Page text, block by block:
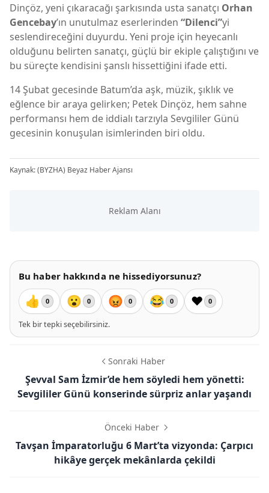
Dinçöz, yeni çıkaracağı şarkısında usta sanatçı Orhan
Gencebay’ın unutulmaz eserlerinden “Dilenci”yi
seslendireceğini duyurdu. Yeni proje için heyecanlı
olduğunu belirten sanatçı, güçlü bir ekiple çalıştığını ve
bu süreçte kendisini şanslı hissettiğini ifade etti.
14 Şubat gecesinde Batum’da aşk, müzik, şıklık ve
eğlence bir araya gelirken; Petek Dinçöz, hem sahne
performansı hem de iddialı tarzıyla Sevgililer Günü
gecesinin konuşulan isimlerinden biri oldu.
Kaynak: (BYZHA) Beyaz Haber Ajansı
Bu haber hakkında ne hissediyorsunuz?
👍 0 😮 0 😡 0 😂 0 ❤️ 0
Tek bir tepki seçebilirsiniz.
Sonraki Haber
Şevval Sam İzmir’de hem söyledi hem yönetti:
Sevgililer Günü konserinde sürpriz anlar yaşandı
Önceki Haber
Tavşan İmparatorluğu 6 Mart’ta vizyonda: Çarpıcı
hikâye gerçek mekânlarda çekildi